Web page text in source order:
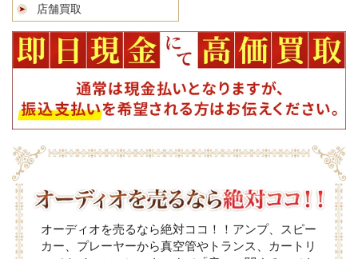
店舗買取
オーディオを売るなら絶対ココ！！アンプ、スピー
カー、プレーヤーから真空管やトランス、カートリ